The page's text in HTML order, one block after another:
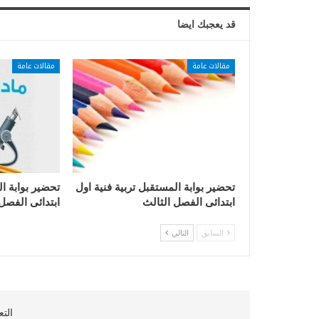
قد يعجبك ايضا
مقالات عامة
تحضير بوابة المستقبل تربية فنية اول
ابتدائى الفصل الثالث
مقالات عامة
تحضير بوابة
ابتدائى
السابق التالي